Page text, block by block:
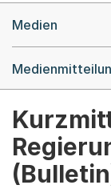
Medien